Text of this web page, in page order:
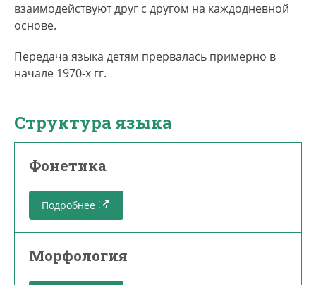
взаимодействуют друг с другом на каждодневной
основе.
Передача языка детям прервалась примерно в
начале 1970-х гг.
Структура языка
Фонетика
Подробнее
Морфология